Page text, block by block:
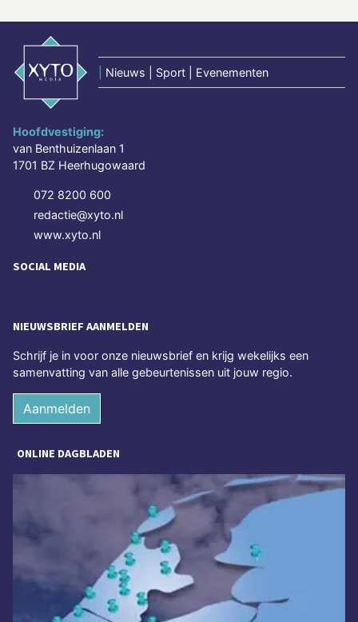
Nieuws | Sport | Evenementen
Hoofdvestiging:
van Benthuizenlaan 1
1701 BZ Heerhugowaard
072 8200 600
redactie@xyto.nl
www.xyto.nl
SOCIAL MEDIA
NIEUWSBRIEF AANMELDEN
Schrijf je in voor onze nieuwsbrief en krijg wekelijks een
samenvatting van alle gebeurtenissen uit jouw regio.
Aanmelden
ONLINE DAGBLADEN